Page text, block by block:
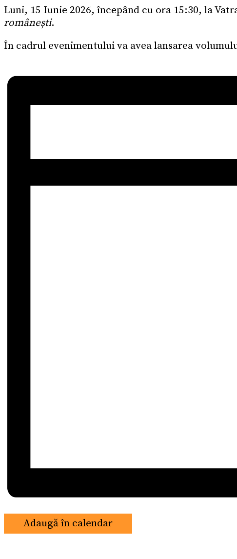
Luni, 15 Iunie 2026, începând cu ora 15:30, la
românești.
În cadrul evenimentului va avea lansarea
Adaugă în calendar